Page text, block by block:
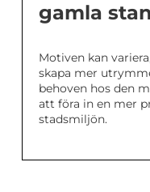
gamla
Motiven kan
skapa mer
behoven hos den
att föra in en mer
stadsmiljön.